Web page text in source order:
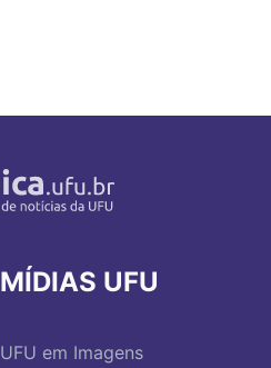
MÍDIAS UFU
UFU em Imagens